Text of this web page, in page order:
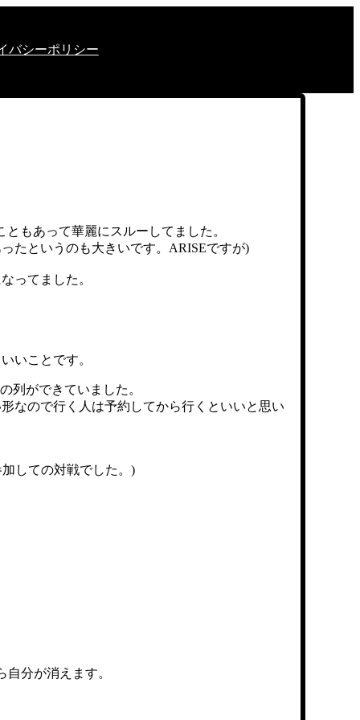
バシーポリシー
もあって華麗にスルーしてました。
たというのも大きいです。ARISEですが)
ってました。
いことです。
列ができていました。
なので行く人は予約してから行くといいと思い
しての対戦でした。)
分が消えます。